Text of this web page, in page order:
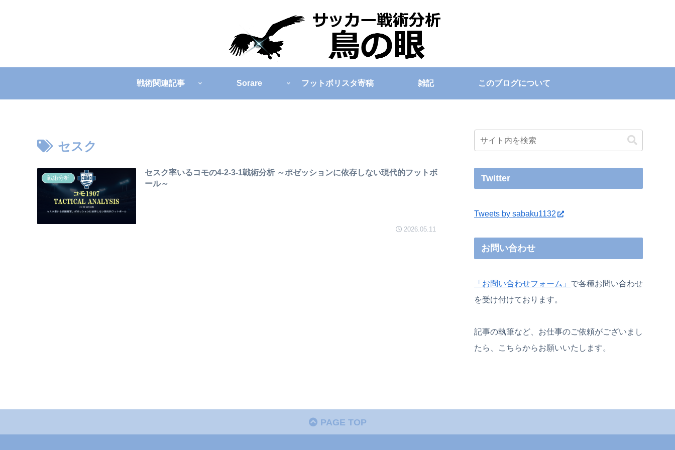
戦術関連記事 Sorare フットボリスタ寄稿 雑記 このブログについて
セスク
戦術分析
セスク率いるコモの4-2-3-1戦術分析 ～ポゼッションに依存しない現代的フットボ
ール～
2026.05.11
Twitter
Tweets by sabaku1132
お問い合わせ
「お問い合わせフォーム」 で各種お問い合わせ
を受け付けております。
記事の執筆など、お仕事のご依頼がございまし
たら、こちらからお願いいたします。
PAGE TOP